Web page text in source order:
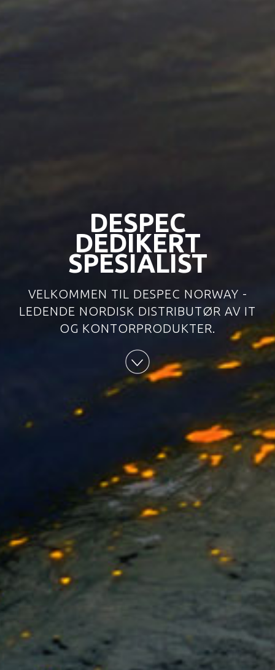
DESPEC
DEDIKERT
SPESIALIST
VELKOMMEN TIL DESPEC NORWAY -
LEDENDE NORDISK DISTRIBUTØR AV IT
OG KONTORPRODUKTER.